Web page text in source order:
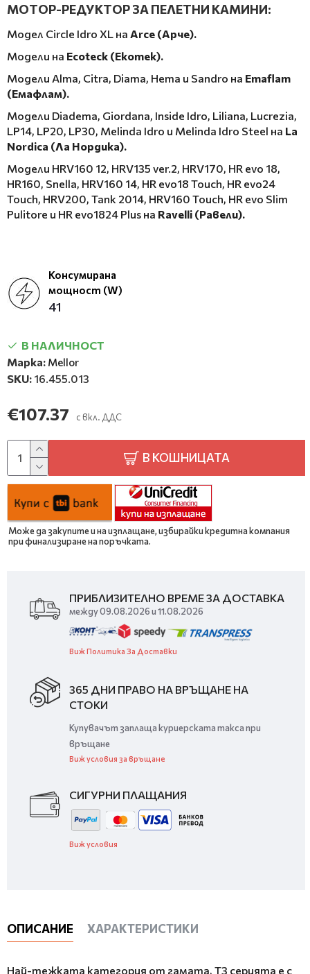
МОТОР-РЕДУКТОР ЗА ПЕЛЕТНИ КАМИНИ:
Модел Circle Idro XL на Arce (Арче).
Модели на Ecoteck (Екотек).
Модели Alma, Citra, Diama, Hema и Sandro на Emaflam
(Емафлам).
Модели Diadema, Giordana, Inside Idro, Liliana, Lucrezia,
LP14, LP20, LP30, Melinda Idro и Melinda Idro Steel на La
Nordica (Ла Нордика).
Модели HRV160 12, HRV135 ver.2, HRV170, HR evo 18,
HR160, Snella, HRV160 14, HR evo18 Touch, HR evo24
Touch, HRV200, Tank 2014, HRV160 Touch, HR evo Slim
Pulitore и HR evo1824 Plus на Ravelli (Равели).
Консумирана
мощност (W)
41
В НАЛИЧНОСТ
Марка: Mellor
SKU: 16.455.013
€107.37 с вкл. ДДС
В КОШНИЦАТА
Може да закупите и на изплащане, избирайки кредитна компания
при финализиране на поръчката.
ПРИБЛИЗИТЕЛНО ВРЕМЕ ЗА ДОСТАВКА
между 09.08.2026 и 11.08.2026
Виж Политика За Доставки
365 ДНИ ПРАВО НА ВРЪЩАНЕ НА
СТОКИ
Купувачът заплаща куриерската такса при
връщане
Виж условия за връщане
СИГУРНИ ПЛАЩАНИЯ
Виж условия
ОПИСАНИЕ ХАРАКТЕРИСТИКИ
Най-тежката категория от гамата, T3 серията е с